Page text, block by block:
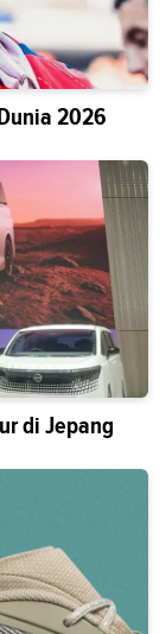
2026
di Jepang